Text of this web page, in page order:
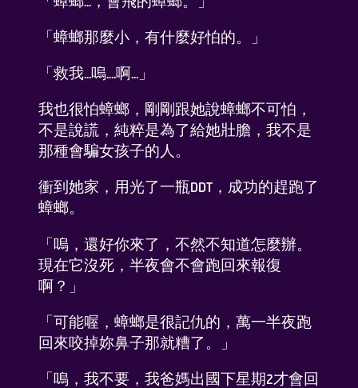
「蟑螂那麼小，有什麼好怕的。」
「救我...嗚....啊...」
我也很怕蟑螂，剛剛跟她說蟑螂不可怕，
不是說謊，純粹是為了給她壯膽，我不是
那種會騙女孩子的人。
衝到她家，用光了一瓶DDT，成功的趕跑了
蟑螂。
「嗚，還好你來了，不然不知道怎麼辦。
現在它沒死，半夜會不會跑回來報復
啊？」
「可能喔，蟑螂是很記仇的，萬一半夜跑
回來咬掉妳鼻子那就糟了。」
「嗚，我不要，我爸媽出國下星期2才會回